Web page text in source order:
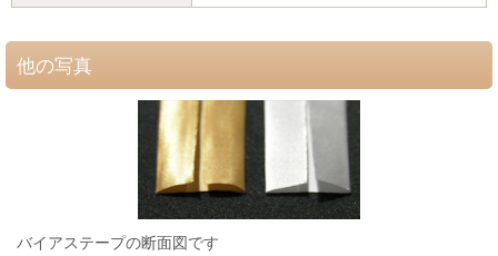
他の写真
バイアステープの断面図です